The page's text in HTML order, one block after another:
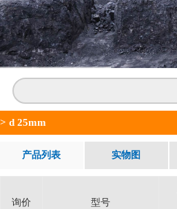
> d 25mm
产品列表 实物图
询价 型号